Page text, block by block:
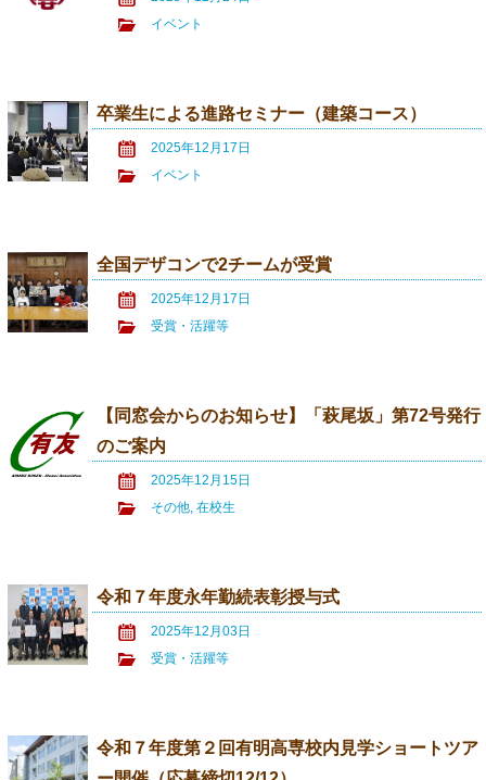
イベント
卒業生による進路セミナー（建築コース）
2025年12月17日
イベント
全国デザコンで2チームが受賞
2025年12月17日
受賞・活躍等
【同窓会からのお知らせ】「萩尾坂」第72号発行
のご案内
2025年12月15日
その他,在校生
令和７年度永年勤続表彰授与式
2025年12月03日
受賞・活躍等
令和７年度第２回有明高専校内見学ショートツア